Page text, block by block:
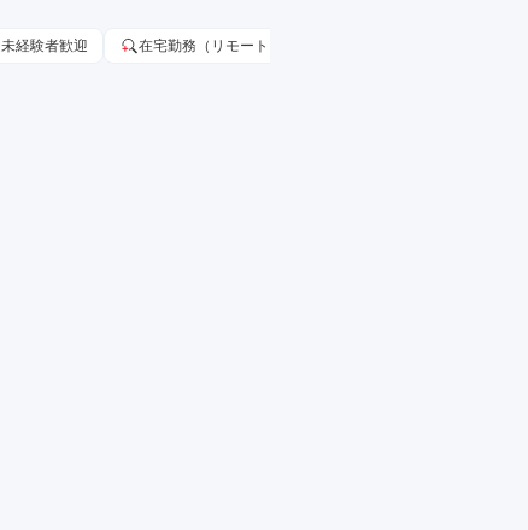
未経験者歓迎 在宅勤務（リモートワーク）OK